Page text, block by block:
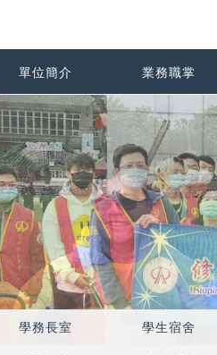
單位簡介 業務職掌
學務長室 學生宿舍